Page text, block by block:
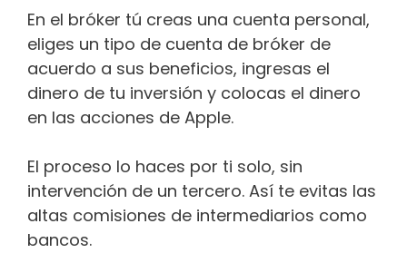
En el bróker tú creas una cuenta personal,
eliges un tipo de cuenta de bróker de
acuerdo a sus beneficios, ingresas el
dinero de tu inversión y colocas el dinero
en las acciones de Apple.
El proceso lo haces por ti solo, sin
intervención de un tercero. Así te evitas las
altas comisiones de intermediarios como
bancos.